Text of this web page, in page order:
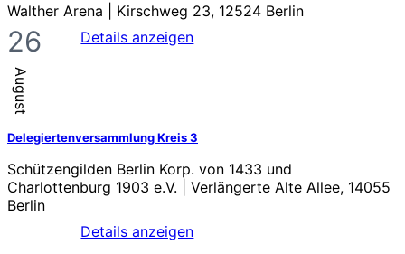
Walther Arena | Kirschweg 23, 12524 Berlin
Details anzeigen
26
August
Delegiertenversammlung Kreis 3
Schützengilden Berlin Korp. von 1433 und
Charlottenburg 1903 e.V. | Verlängerte Alte Allee, 14055
Berlin
Details anzeigen